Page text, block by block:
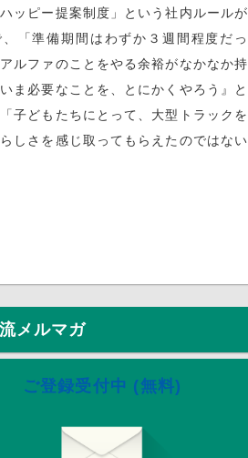
ッピー提案制度」という社内ルールが
「準備期間はわずか３週間程度だっ
ルファのことをやる余裕がなかなか持
ま必要なことを、とにかくやろう』と
子どもたちにとって、大型トラックを
しさを感じ取ってもらえたのではない
メルマガ
ご登録受付中 (無料)